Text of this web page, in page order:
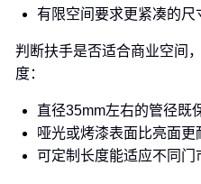
有限空间要求更紧凑的尺
判断扶手是否适合商业空间
度：
直径35mm左右的管径既
哑光或烤漆表面比亮面更
可定制长度能适应不同门